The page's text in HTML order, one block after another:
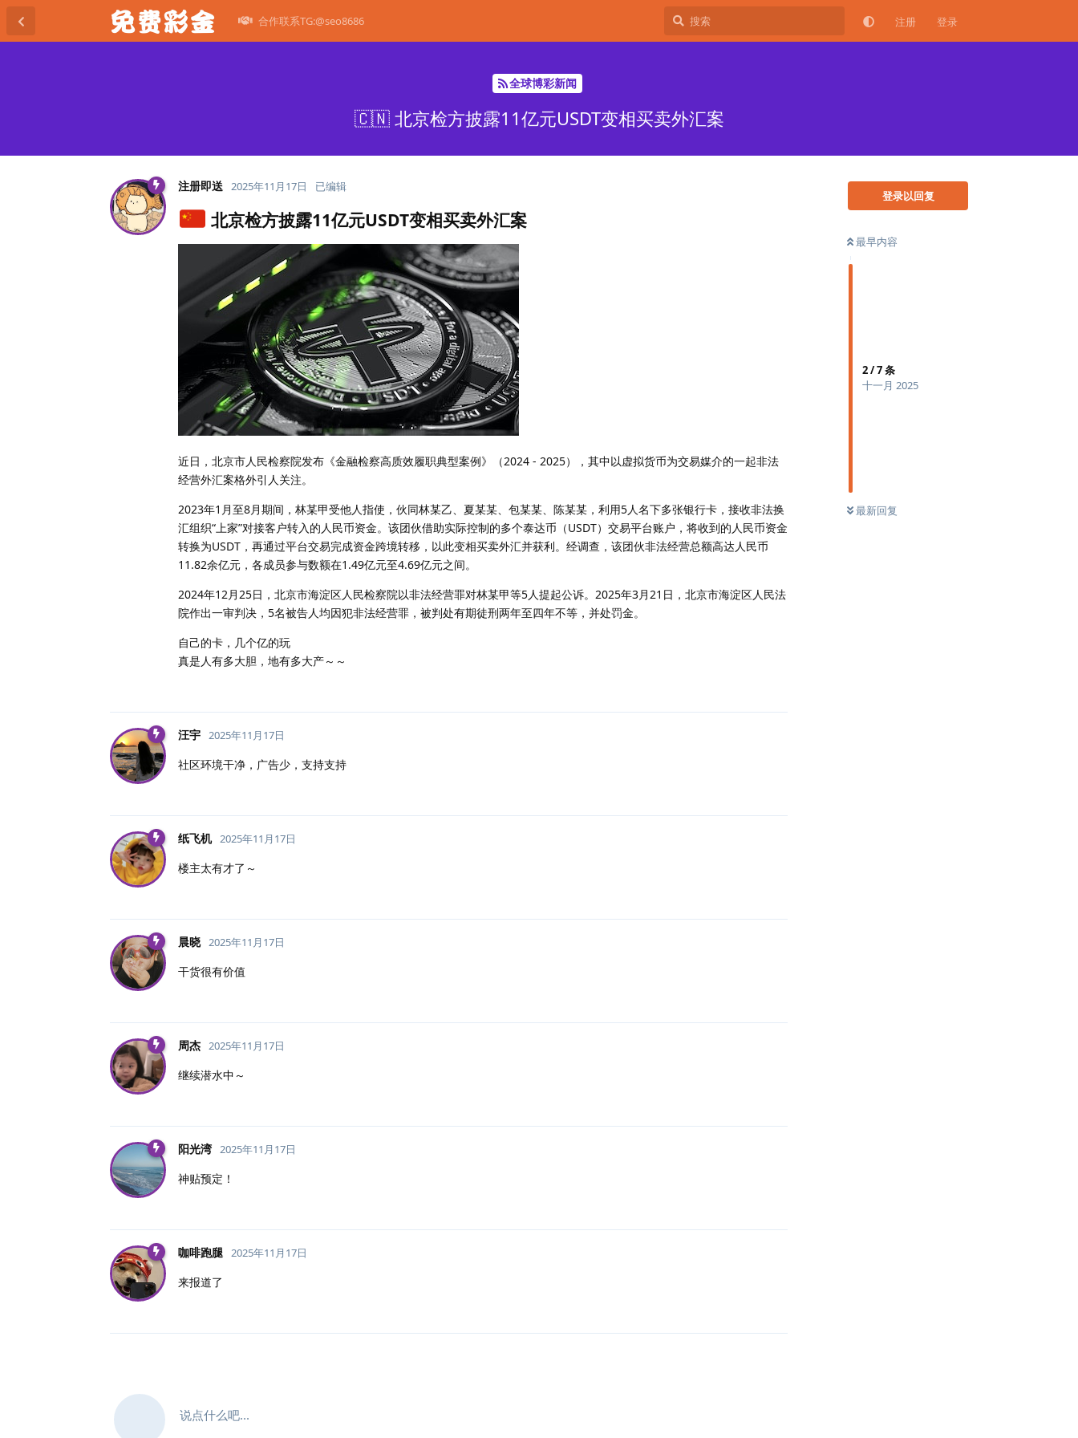
合作联系TG:@seo8686 注册 登录
全球博彩新闻
🇨🇳 北京检方披露11亿元USDT变相买卖外汇案
登录以回复
最早内容
2/7条
十一月 2025
最新回复
注册即送 2025年11月17日 已编辑
北京检方披露11亿元USDT变相买卖外汇案
近日，北京市人民检察院发布《金融检察高质效履职典型案例》（2024 - 2025），其中以虚拟货币为交易媒介的一起非法
经营外汇案格外引人关注。
2023年1月至8月期间，林某甲受他人指使，伙同林某乙、夏某某、包某某、陈某某，利用5人名下多张银行卡，接收非法换
汇组织“上家”对接客户转入的人民币资金。该团伙借助实际控制的多个泰达币（USDT）交易平台账户，将收到的人民币资金
转换为USDT，再通过平台交易完成资金跨境转移，以此变相买卖外汇并获利。经调查，该团伙非法经营总额高达人民币
11.82余亿元，各成员参与数额在1.49亿元至4.69亿元之间。
2024年12月25日，北京市海淀区人民检察院以非法经营罪对林某甲等5人提起公诉。2025年3月21日，北京市海淀区人民法
院作出一审判决，5名被告人均因犯非法经营罪，被判处有期徒刑两年至四年不等，并处罚金。
自己的卡，几个亿的玩
真是人有多大胆，地有多大产～～
汪宇 2025年11月17日
社区环境干净，广告少，支持支持
纸飞机 2025年11月17日
楼主太有才了～
晨晓 2025年11月17日
干货很有价值
周杰 2025年11月17日
继续潜水中～
阳光湾 2025年11月17日
神贴预定！
咖啡跑腿 2025年11月17日
来报道了
说点什么吧...